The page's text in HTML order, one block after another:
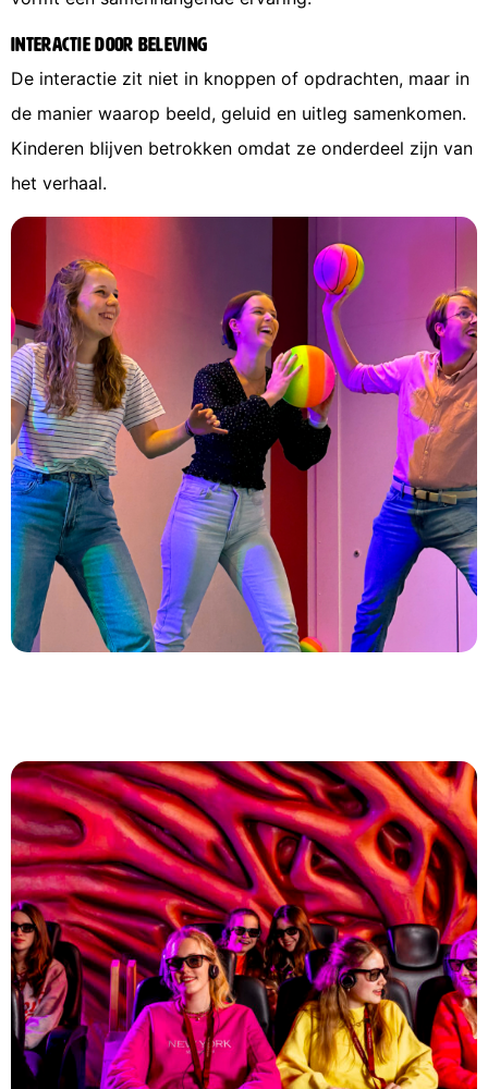
Interactie door beleving
De interactie zit niet in knoppen of opdrachten, maar in
de manier waarop beeld, geluid en uitleg samenkomen.
Kinderen blijven betrokken omdat ze onderdeel zijn van
het verhaal.